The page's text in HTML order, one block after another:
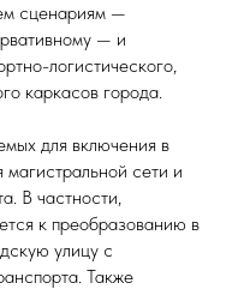
сценариям —
— и
логистического,
каркасов города.
для включения в
сети и
В частности,
к преобразованию в
улицу с
Также